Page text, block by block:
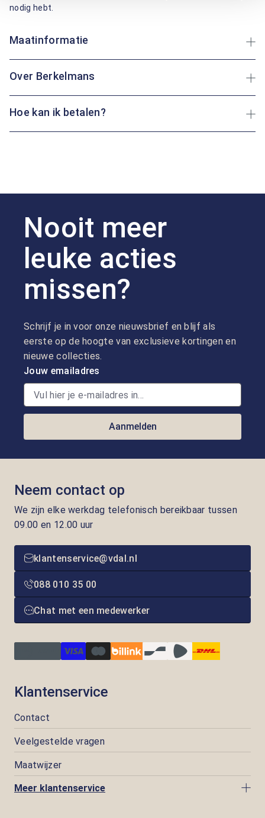
nodig hebt.
Maatinformatie
Over Berkelmans
Hoe kan ik betalen?
Nooit meer
leuke acties
missen?
Schrijf je in voor onze nieuwsbrief en blijf als
eerste op de hoogte van exclusieve kortingen en
nieuwe collecties.
Jouw emailadres
Aanmelden
Neem contact op
We zijn elke werkdag telefonisch bereikbaar tussen
09.00 en 12.00 uur
klantenservice@vdal.nl
088 010 35 00
Chat met een medewerker
Klantenservice
Contact
Veelgestelde vragen
Maatwijzer
Meer klantenservice